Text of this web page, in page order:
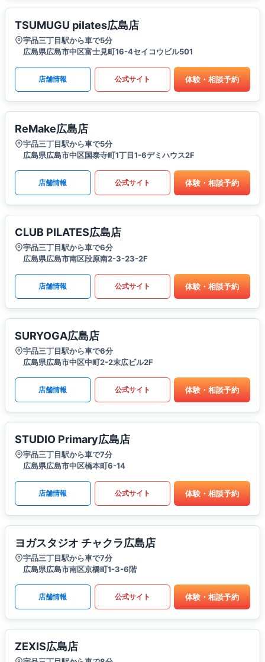
TSUMUGU pilates広島店
宇品三丁目駅から車で5分
広島県広島市中区富士見町16-4セイコウビル501
店舗情報 公式サイト 体験・相談予約
ReMake広島店
宇品三丁目駅から車で5分
広島県広島市中区国泰寺町1丁目1-6デミハウス2F
店舗情報 公式サイト 体験・相談予約
CLUB PILATES広島店
宇品三丁目駅から車で6分
広島県広島市南区段原南2-3-23-2F
店舗情報 公式サイト 体験・相談予約
SURYOGA広島店
宇品三丁目駅から車で6分
広島県広島市中区中町2-2末広ビル2F
店舗情報 公式サイト 体験・相談予約
STUDIO Primary広島店
宇品三丁目駅から車で7分
広島県広島市中区橋本町6-14
店舗情報 公式サイト 体験・相談予約
ヨガスタジオ チャクラ広島店
宇品三丁目駅から車で7分
広島県広島市南区京橋町1-3-6階
店舗情報 公式サイト 体験・相談予約
ZEXIS広島店